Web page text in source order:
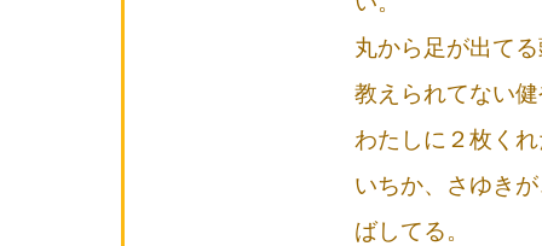
丸から足が出て
教えられてない
わたしに２枚く
いちか、さゆき
ばしてる。